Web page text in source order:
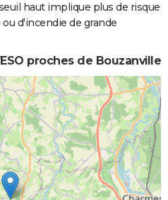
haut implique plus de risque
d'incendie de grande
proches de Bouzanville